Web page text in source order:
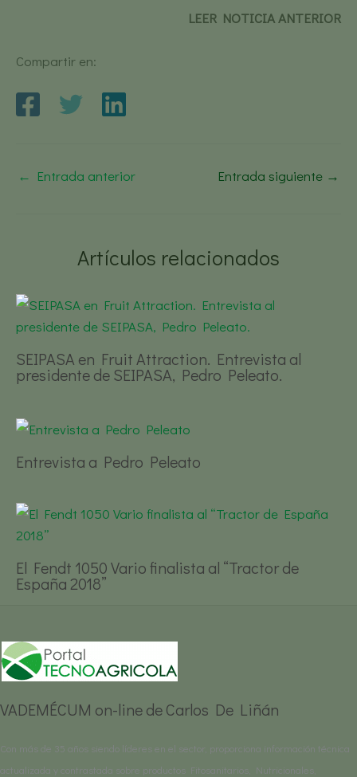
LEER NOTICIA ANTERIOR
Compartir en:
← Entrada anterior Entrada siguiente →
Artículos relacionados
SEIPASA en Fruit Attraction. Entrevista al
presidente de SEIPASA, Pedro Peleato.
Entrevista a Pedro Peleato
El Fendt 1050 Vario finalista al “Tractor de
España 2018”
VADEMÉCUM on-line de Carlos De Liñán
Con más de 35 años siendo líderes en el sector, proporciona información técnica
actualizada y contrastada sobre productos Fitosanitarios, Nutricionales,